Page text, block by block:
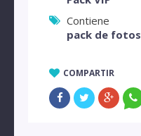
Contiene
pack de fotos
COMPARTIR